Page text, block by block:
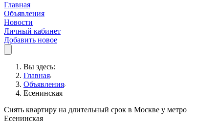
Главная
Объявления
Новости
Личный кабинет
Добавить новое
Вы здесь:
Главная
Объявления
Есенинская
Снять квартиру на длительный срок в Москве у метро
Есенинская